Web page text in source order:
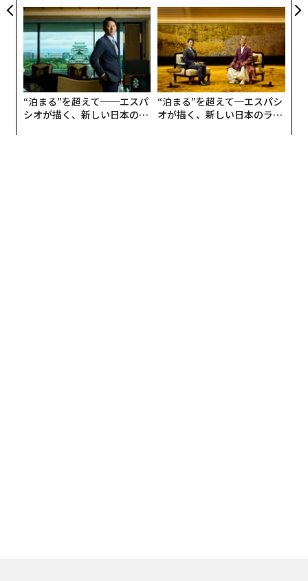
ェ」ポロの魅力
た「DISCOVER」の哲学
“泊まる”を超えて──エスパ
シオが描く、新しい日本のラ
“泊まる”を超えて─エスパシ
オが描く、新しい日本のラグ